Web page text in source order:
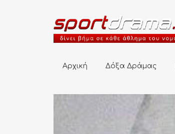
Αρχική Δόξα Δράμας